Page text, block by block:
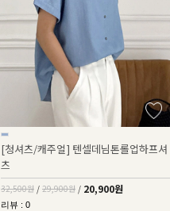
[청셔츠/캐주얼] 텐셀데님톤롤업하프셔
츠
32,500원 / 29,900원 / 20,900원
리뷰 : 0